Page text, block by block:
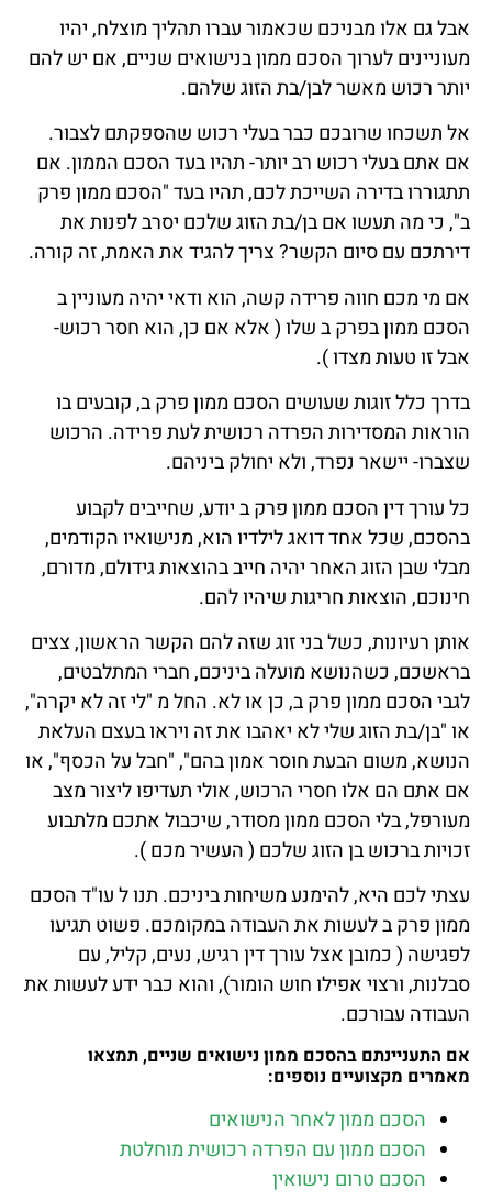
אבל גם אלו מבניכם שכאמור עברו תהליך מוצלח, יהיו
מעוניינים לערוך הסכם ממון בנישואים שניים, אם יש להם
יותר רכוש מאשר לבן/בת הזוג שלהם.
אל תשכחו שרובכם כבר בעלי רכוש שהספקתם לצבור.
אם אתם בעלי רכוש רב יותר- תהיו בעד הסכם הממון. אם
תתגוררו בדירה השייכת לכם, תהיו בעד "הסכם ממון פרק
ב", כי מה תעשו אם בן/בת הזוג שלכם יסרב לפנות את
דירתכם עם סיום הקשר? צריך להגיד את האמת, זה קורה.
אם מי מכם חווה פרידה קשה, הוא ודאי יהיה מעוניין ב
הסכם ממון בפרק ב שלו ( אלא אם כן, הוא חסר רכוש-
אבל זו טעות מצדו ).
בדרך כלל זוגות שעושים הסכם ממון פרק ב, קובעים בו
הוראות המסדירות הפרדה רכושית לעת פרידה. הרכוש
שצברו- יישאר נפרד, ולא יחולק ביניהם.
כל עורך דין הסכם ממון פרק ב יודע, שחייבים לקבוע
בהסכם, שכל אחד דואג לילדיו הוא, מנישואיו הקודמים,
מבלי שבן הזוג האחר יהיה חייב בהוצאות גידולם, מדורם,
חינוכם, הוצאות חריגות שיהיו להם.
אותן רעיונות, כשל בני זוג שזה להם הקשר הראשון, צצים
בראשכם, כשהנושא מועלה ביניכם, חברי המתלבטים,
לגבי הסכם ממון פרק ב, כן או לא. החל מ "לי זה לא יקרה",
או "בן/בת הזוג שלי לא יאהבו את זה ויראו בעצם העלאת
הנושא, משום הבעת חוסר אמון בהם", "חבל על הכסף", או
אם אתם הם אלו חסרי הרכוש, אולי תעדיפו ליצור מצב
מעורפל, בלי הסכם ממון מסודר, שיכבול אתכם מלתבוע
זכויות ברכוש בן הזוג שלכם ( העשיר מכם ).
עצתי לכם היא, להימנע משיחות ביניכם. תנו ל עו"ד הסכם
ממון פרק ב לעשות את העבודה במקומכם. פשוט תגיעו
לפגישה ( כמובן אצל עורך דין רגיש, נעים, קליל, עם
סבלנות, ורצוי אפילו חוש הומור), והוא כבר ידע לעשות את
העבודה עבורכם.
אם התעניינתם בהסכם ממון נישואים שניים, תמצאו
מאמרים מקצועיים נוספים:
הסכם ממון לאחר הנישואים
הסכם ממון עם הפרדה רכושית מוחלטת
הסכם טרום נישואין